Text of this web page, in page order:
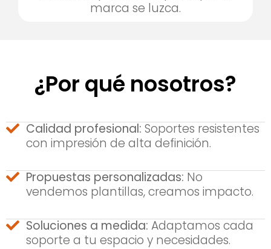
marca se luzca.
¿Por qué nosotros?
Calidad profesional: Soportes resistentes
con impresión de alta definición.
Propuestas personalizadas: No
vendemos plantillas, creamos impacto.
Soluciones a medida: Adaptamos cada
soporte a tu espacio y necesidades.